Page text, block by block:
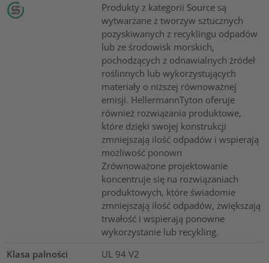
Produkty z kategorii Source są
wytwarzane z tworzyw sztucznych
pozyskiwanych z recyklingu odpadów
lub ze środowisk morskich,
pochodzących z odnawialnych źródeł
roślinnych lub wykorzystujących
materiały o niższej równoważnej
emisji. HellermannTyton oferuje
również rozwiązania produktowe,
które dzięki swojej konstrukcji
zmniejszają ilość odpadów i wspierają
możliwość ponown
Zrównoważone projektowanie
koncentruje się na rozwiązaniach
produktowych, które świadomie
zmniejszają ilość odpadów, zwiększają
trwałość i wspierają ponowne
wykorzystanie lub recykling.
Klasa palności
UL 94 V2